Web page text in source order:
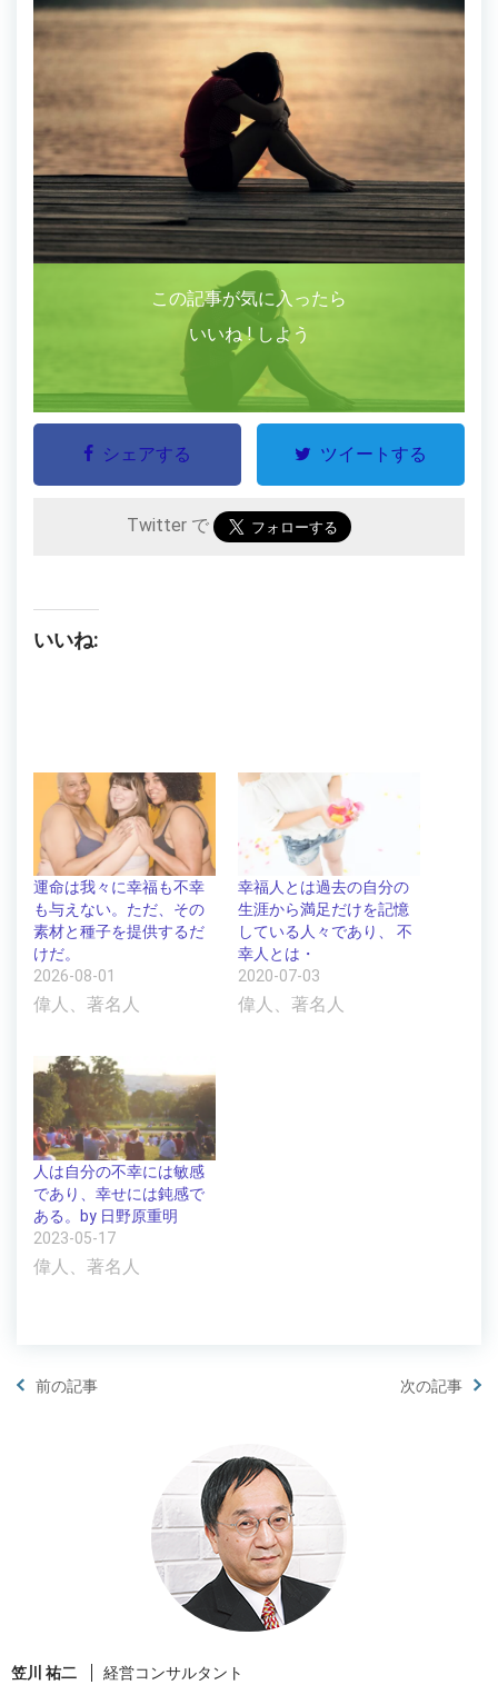
この記事が気に入ったら
いいね ! しよう
シェアする ツイートする
Twitter で
いいね:
運命は我々に幸福も不幸
も与えない。ただ、その
素材と種子を提供するだ
けだ。
2026-08-01
偉人、著名人
幸福人とは過去の自分の
生涯から満足だけを記憶
している人々であり、 不
幸人とは・
2020-07-03
偉人、著名人
人は自分の不幸には敏感
であり、幸せには鈍感で
ある。by 日野原重明
2023-05-17
偉人、著名人
前の記事 次の記事
笠川 祐二 経営コンサルタント